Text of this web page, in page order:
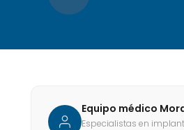
Equipo médico
Especialistas en